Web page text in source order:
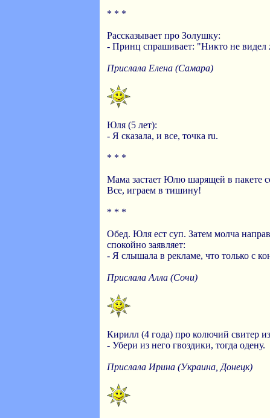
* * *
Рассказывает про Золушку:
- Принц спрашивает: "Никто не видел
Прислала Елена (Самара)
Юля (5 лет):
- Я сказала, и все, точка ru.
* * *
Мама застает Юлю шарящей в пакете
Все, играем в тишину!
* * *
Обед. Юля ест суп. Затем молча
спокойно заявляет:
- Я слышала в рекламе, что только с
Прислала Алла (Сочи)
Кирилл (4 года) про колючий свитер
- Убери из него гвоздики, тогда одену.
Прислала Ирина (Украина, Донецк)